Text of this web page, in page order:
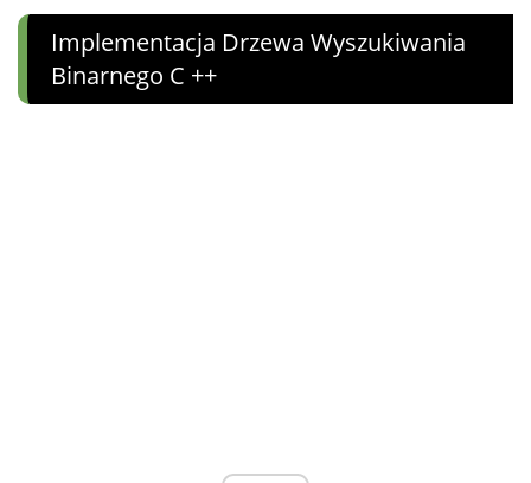
Implementacja Drzewa Wyszukiwania
Binarnego C ++